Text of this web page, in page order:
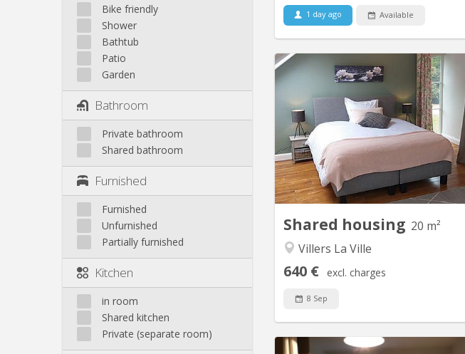
Bike friendly
Shower
Bathtub
Patio
Garden
Bathroom
Private bathroom
Shared bathroom
Furnished
Furnished
Unfurnished
Partially furnished
Kitchen
in room
Shared kitchen
Private (separate room)
1 day ago Available
Shared housing 20 m²
Villers La Ville
640 € excl. charges
8 Sep
KV 1166
4 comfortable furnished rooms in an
idyllic setting: 2 bedrooms with private
bathroom and 2 bedrooms with
shared bathroom (variable prices) In
the countryside while being close to
major axes: * 15 min from LLN * 35
minutes from Brussels * 2 km from
Villers la Ville train station Parking +...